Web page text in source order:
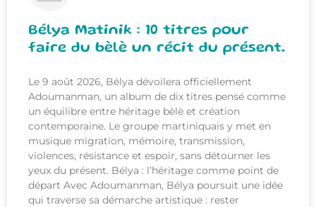
Bélya Matinik : 10 titres pour
faire du bèlè un récit du présent.
Le 9 août 2026, Bélya dévoilera officiellement
Adoumanman, un album de dix titres pensé comme
un équilibre entre héritage bèlè et création
contemporaine. Le groupe martiniquais y met en
musique migration, mémoire, transmission,
violences, résistance et espoir, sans détourner les
yeux du présent. Bélya : l’héritage comme point de
départ Avec Adoumanman, Bélya poursuit une idée
qui traverse sa démarche artistique : rester